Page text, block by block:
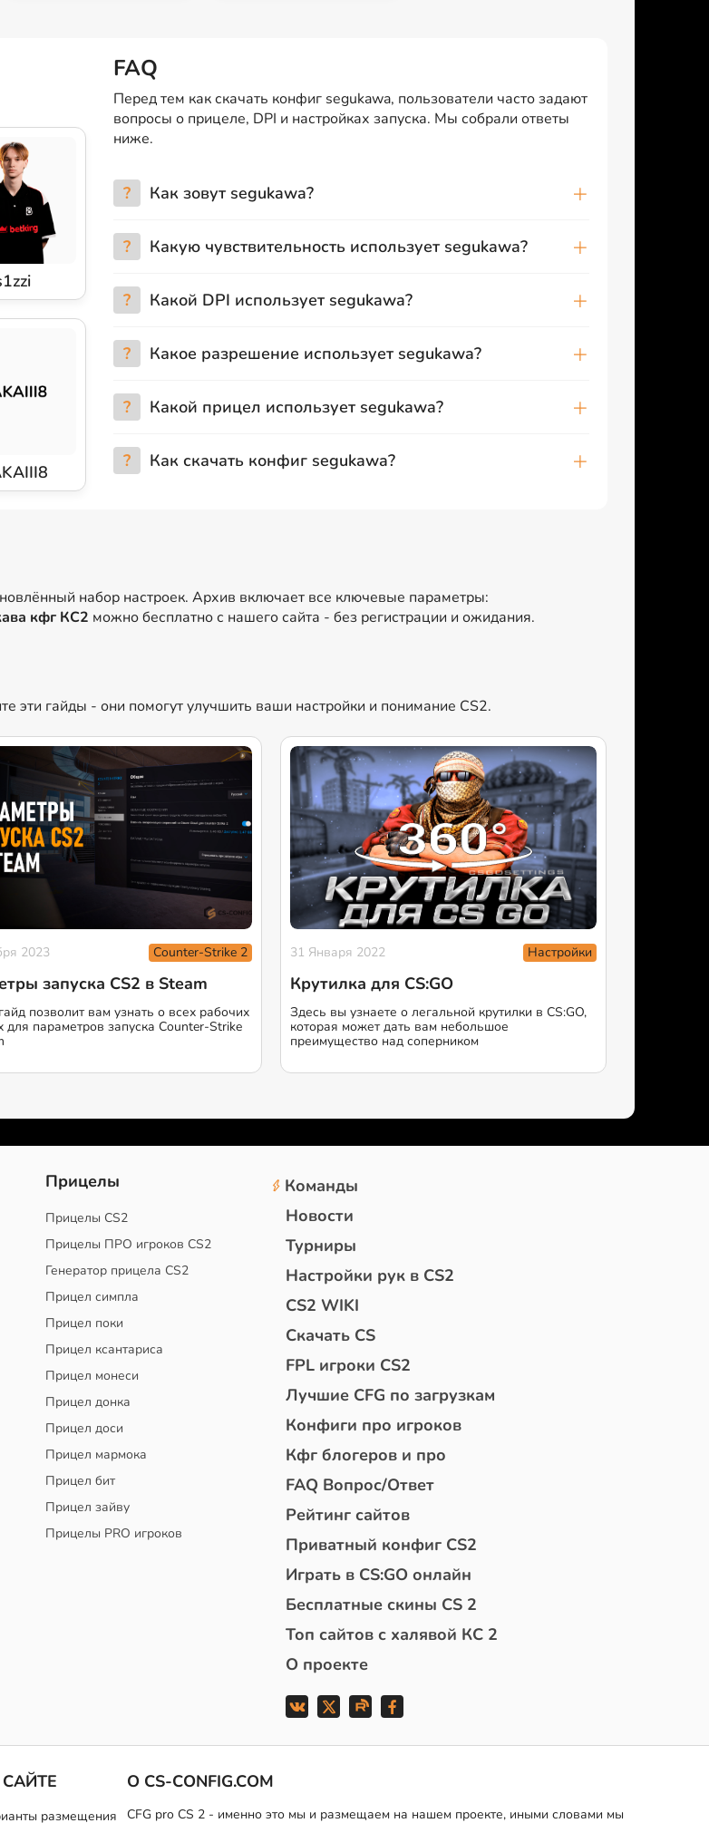
FAQ
Перед тем как скачать конфиг segukawa, пользователи часто задают
вопросы о прицеле, DPI и настройках запуска. Мы собрали ответы
ниже.
? Как зовут segukawa?
? Какую чувствительность использует segukawa?
? Какой DPI использует segukawa?
? Какое разрешение использует segukawa?
? Какой прицел использует segukawa?
? Как скачать конфиг segukawa?
набор настроек. Архив включает все ключевые параметры:
кфг КС2 можно бесплатно с нашего сайта - без регистрации и ожидания.
эти гайды - они помогут улучшить ваши настройки и понимание CS2.
2023 Counter-Strike 2
запуска CS2 в Steam
позволит вам узнать о всех рабочих
для параметров запуска Counter-Strike
31 Января 2022 Настройки
Крутилка для CS:GO
Здесь вы узнаете о легальной крутилки в CS:GO,
которая может дать вам небольшое
преимущество над соперником
Прицелы
Прицелы CS2
Прицелы ПРО игроков CS2
Генератор прицела CS2
Прицел симпла
Прицел поки
Прицел ксантариса
Прицел монеси
Прицел донка
Прицел доси
Прицел мармока
Прицел бит
Прицел зайву
Прицелы PRO игроков
Команды
Новости
Турниры
Настройки рук в CS2
CS2 WIKI
Скачать CS
FPL игроки CS2
Лучшие CFG по загрузкам
Конфиги про игроков
Кфг блогеров и про
FAQ Вопрос/Ответ
Рейтинг сайтов
Приватный конфиг CS2
Играть в CS:GO онлайн
Бесплатные скины CS 2
Топ сайтов с халявой КС 2
О проекте
размещения
О CS-CONFIG.COM
CFG pro CS 2 - именно это мы и размещаем на нашем проекте, иными словами мы